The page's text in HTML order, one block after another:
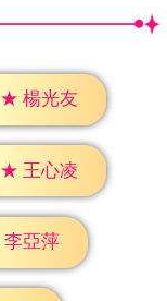
★ 楊光友
★ 王心凌
李亞萍